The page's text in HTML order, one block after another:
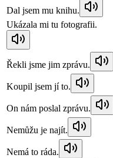
Dal jsem mu knihu.
Ukázala mi tu fotografii.
Řekli jsme jim zprávu.
Koupil jsem jí to.
On nám poslal zprávu.
Nemůžu je najít.
Nemá to ráda.